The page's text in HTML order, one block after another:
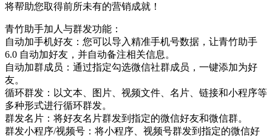
将帮助您取得前所未有的营销成就！
青竹助手加人与群发功能：
自动加手机好友：您可以导入精准手机号数据，让青竹助手
6.0 自动加好友，并自动备注相关信息。
自动加群成员：通过指定勾选微信社群成员，一键添加为好
友。
循环群发：以文本、图片、视频文件、名片、链接和小程序等
多种形式进行循环群发。
群发名片：将好友名片群发到指定的微信好友和微信群。
群发小程序/视频号：将小程序、视频号群发到指定的微信好